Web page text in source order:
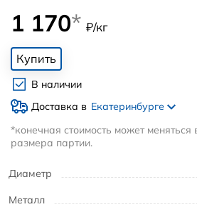
Диаметр
Металл
1 170* ₽/кг
Купить
В наличии
Доставка в Екатеринбурге
*конечная стоимость может меняться
размера партии.